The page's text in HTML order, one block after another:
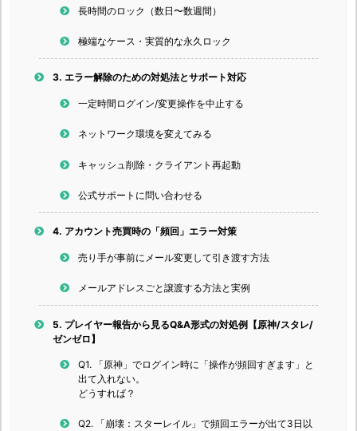
長時間のロック（数日〜数週間）
極端なケース・実質的な永久ロック
3. エラー解除のための対処法とサポート対応
一定時間ログイン/変更操作を中止する
ネットワーク環境を変えてみる
キャッシュ削除・クライアント再起動
公式サポートに問い合わせる
4. アカウント売買時の「頻回」エラー対策
売り手が事前にメール変更して引き渡す方法
メールアドレスごと譲渡する方法と実例
5. プレイヤー報告から見るQ&A形式の対処例【原神/スタレ/
ゼンゼロ】
Q1. 「原神」でログイン時に「操作が頻回すぎます」と
出て入れない。
どうすれば？
Q2. 「崩壊：スターレイル」で頻回エラーが出て3日以